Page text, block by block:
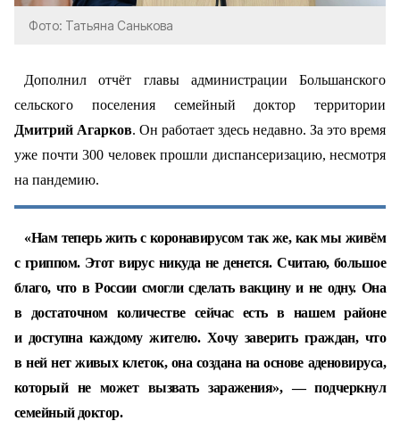
Фото: Татьяна Санькова
Дополнил отчёт главы администрации Большанского
сельского поселения семейный доктор территории
Дмитрий Агарков. Он работает здесь недавно. За это время
уже почти 300 человек прошли диспансеризацию, несмотря
на пандемию.
«Нам теперь жить с коронавирусом так же, как мы живём
с гриппом. Этот вирус никуда не денется. Считаю, большое
благо, что в России смогли сделать вакцину и не одну. Она
в достаточном количестве сейчас есть в нашем районе
и доступна каждому жителю. Хочу заверить граждан, что
в ней нет живых клеток, она создана на основе аденовируса,
который не может вызвать заражения», — подчеркнул
семейный доктор.